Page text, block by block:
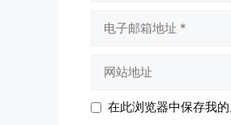
址
址
在此浏览器中保存我